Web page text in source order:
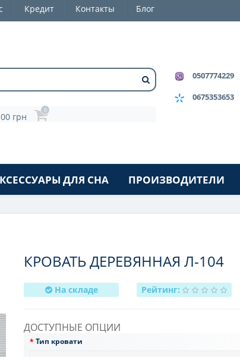
Кредит Контакты Блог
грн
0
0507774229
0675353653
ДЛЯ СНА ПРОИЗВОДИТЕЛИ
КРОВАТЬ ДЕРЕВЯННАЯ Л-104
На складе Рейтинг:
ДОСТУПНЫЕ ОПЦИИ
Тип кровати